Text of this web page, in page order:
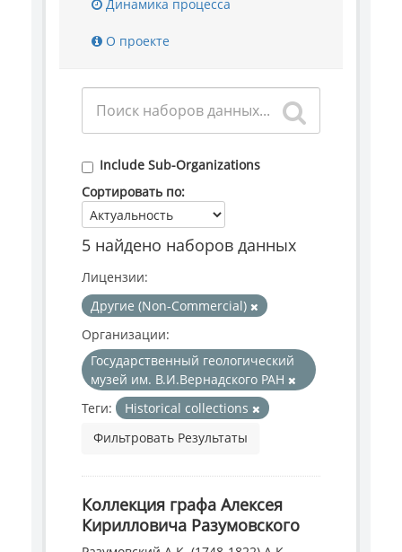
Динамика процесса
О проекте
Include Sub-Organizations
Сортировать по
5 найдено наборов данных
Лицензии:
Другие (Non-Commercial)
Организации:
Государственный геологический
музей им. В.И.Вернадского РАН
Теги:
Historical collections
Фильтровать Результаты
Коллекция графа Алексея
Кирилловича Разумовского